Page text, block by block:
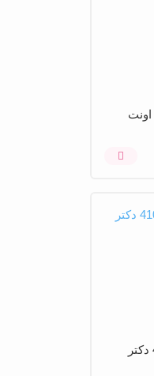
شیشه شیر 120 میل 41005 دکتر